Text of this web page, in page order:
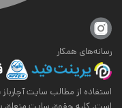
رسانه‌های همکار
استفاده از مطالب سایت